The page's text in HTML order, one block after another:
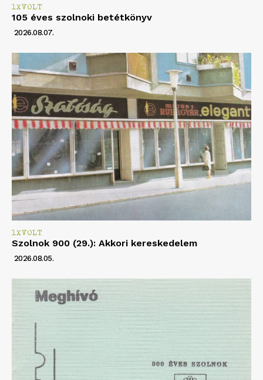
1XVOLT
105 éves szolnoki betétkönyv
2026.08.07.
1XVOLT
Szolnok 900 (29.): Akkori kereskedelem
2026.08.05.